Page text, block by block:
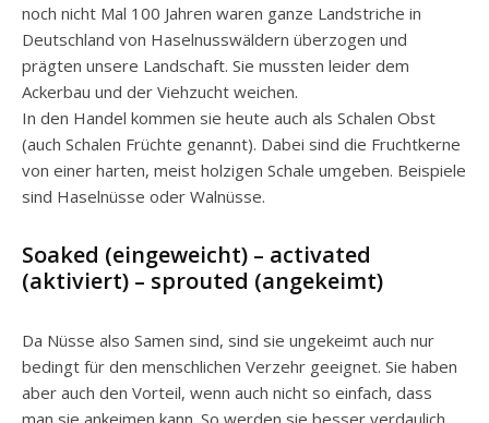
noch nicht Mal 100 Jahren waren ganze Landstriche in
Deutschland von Haselnusswäldern überzogen und
prägten unsere Landschaft. Sie mussten leider dem
Ackerbau und der Viehzucht weichen.
In den Handel kommen sie heute auch als Schalen Obst
(auch Schalen Früchte genannt). Dabei sind die Fruchtkerne
von einer harten, meist holzigen Schale umgeben. Beispiele
sind Haselnüsse oder Walnüsse.
Soaked (eingeweicht) – activated
(aktiviert) – sprouted (angekeimt)
Da Nüsse also Samen sind, sind sie ungekeimt auch nur
bedingt für den menschlichen Verzehr geeignet. Sie haben
aber auch den Vorteil, wenn auch nicht so einfach, dass
man sie ankeimen kann. So werden sie besser verdaulich